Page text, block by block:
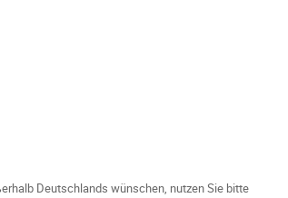
Deutschlands wünschen, nutzen Sie bitte